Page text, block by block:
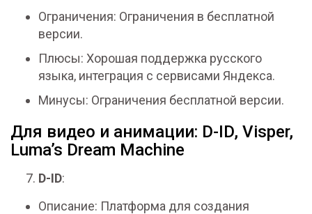
Ограничения: Ограничения в бесплатной
версии.
Плюсы: Хорошая поддержка русского
языка, интеграция с сервисами Яндекса.
Минусы: Ограничения бесплатной версии.
Для видео и анимации: D-ID, Visper,
Luma’s Dream Machine
D-ID:
Описание: Платформа для создания